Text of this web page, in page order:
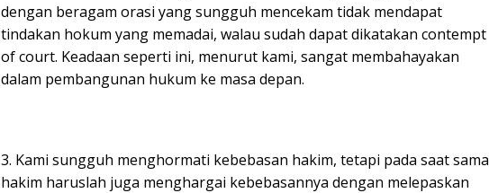
dengan beragam orasi yang sungguh mencekam tidak mendapat
tindakan hokum yang memadai, walau sudah dapat dikatakan contempt
of court. Keadaan seperti ini, menurut kami, sangat membahayakan
dalam pembangunan hukum ke masa depan.
3. Kami sungguh menghormati kebebasan hakim, tetapi pada saat sama
hakim haruslah juga menghargai kebebasannya dengan melepaskan